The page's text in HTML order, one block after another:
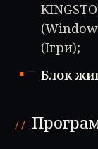
(Ігри);
Блок